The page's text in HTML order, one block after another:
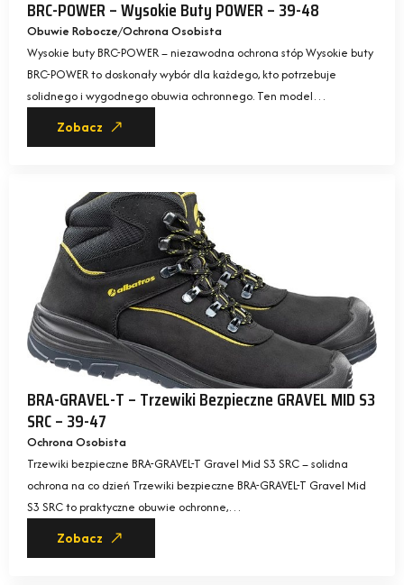
BRC-POWER – Wysokie Buty POWER – 39-48
Obuwie Robocze Ochrona Osobista
Wysokie buty BRC-POWER – niezawodna ochrona stóp Wysokie buty
BRC-POWER to doskonały wybór dla każdego, kto potrzebuje
solidnego i wygodnego obuwia ochronnego. Ten model…
Zobacz
BRA-GRAVEL-T – Trzewiki Bezpieczne GRAVEL MID S3
SRC – 39-47
Ochrona Osobista
Trzewiki bezpieczne BRA-GRAVEL-T Gravel Mid S3 SRC – solidna
ochrona na co dzień Trzewiki bezpieczne BRA-GRAVEL-T Gravel Mid
S3 SRC to praktyczne obuwie ochronne,…
Zobacz